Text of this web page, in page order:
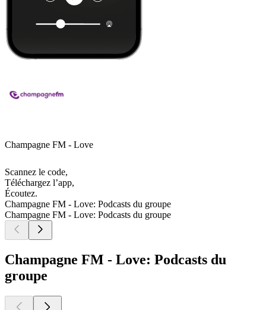
Champagne FM - Love
Scannez le code,
Téléchargez l’app,
Écoutez.
Champagne FM - Love: Podcasts du groupe
Champagne FM - Love: Podcasts du groupe
Champagne FM - Love: Podcasts du
groupe